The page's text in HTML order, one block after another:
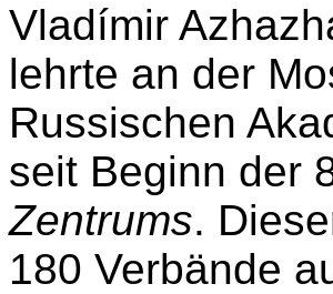
Vladímir
lehrte an der
Russischen
seit Beginn der
Zentrums.
180 Verbände